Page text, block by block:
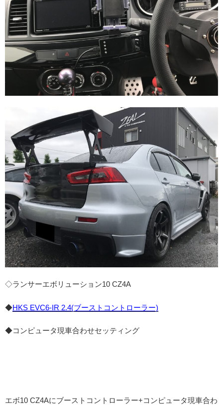
◇ランサーエボリューション10 CZ4A
◆HKS EVC6-IR 2.4(ブーストコントローラー)
◆コンピュータ現車合わせセッティング
エボ10 CZ4Aにブーストコントローラー+コンピュータ現車合わ